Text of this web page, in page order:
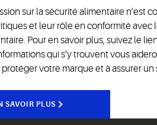
sur la sécurité alimentaire n’est
et leur rôle en conformité avec
Pour en savoir plus, suivez le
qui s’y trouvent vous
protéger votre marque et à assurer
SAVOIR PLUS